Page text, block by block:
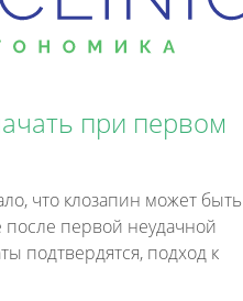
при первом
что клозапин может быть
после первой неудачной
подтвердятся, подход к